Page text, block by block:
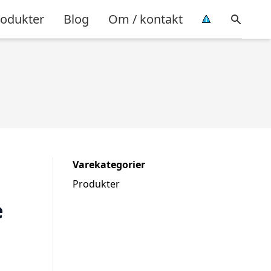
Blog Om / kontakt
Varekategorier
Produkter